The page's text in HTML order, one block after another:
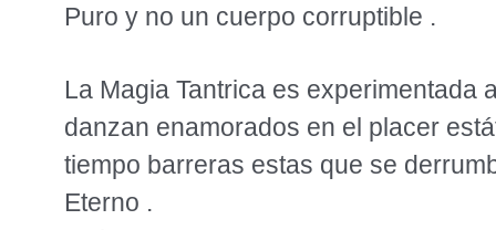
Puro y no un cuerpo corruptible .
La Magia Tantrica es experimentada
danzan enamorados en el placer
tiempo barreras estas que se
Eterno .